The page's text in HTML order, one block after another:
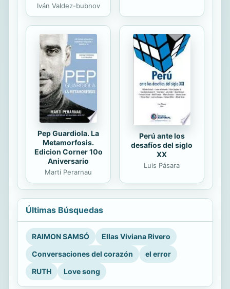
Iván Valdez-bubnov
Pep Guardiola. La
Metamorfosis.
Edicion Corner 10o
Aniversario
Marti Perarnau
Perú ante los
desafíos del siglo
XX
Luis Pásara
Últimas Búsquedas
RAIMON SAMSÓ
Ellas Viviana Rivero
Conversaciones del corazón
el error
RUTH
Love song